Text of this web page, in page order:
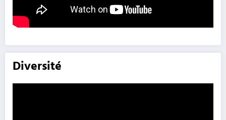
Diversité